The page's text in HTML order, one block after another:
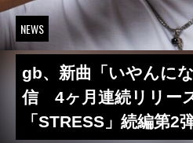
NEWS
gb、新曲「いやんに
信 4ヶ月連続リリー
「STRESS」続編第2